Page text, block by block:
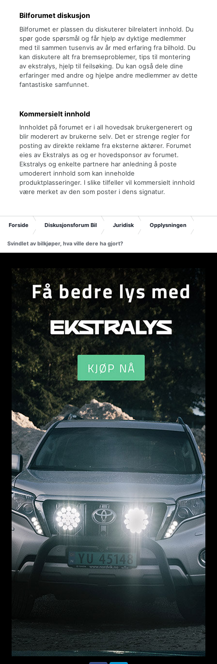
Bilforumet diskusjon
Bilforumet er plassen du diskuterer bilrelatert innhold. Du
spør gode spørsmål og får hjelp av dyktige medlemmer
med til sammen tusenvis av år med erfaring fra bilhold. Du
kan diskutere alt fra bremseproblemer, tips til montering
av ekstralys, hjelp til feilsøking. Du kan også dele dine
erfaringer med andre og hjelpe andre medlemmer av dette
fantastiske samfunnet.
Kommersielt innhold
Innholdet på forumet er i all hovedsak brukergenerert og
blir moderert av brukerne selv. Det er strenge regler for
posting av direkte reklame fra eksterne aktører. Forumet
eies av Ekstralys as og er hovedsponsor av forumet.
Ekstralys og enkelte partnere har anledning å poste
umoderert innhold som kan inneholde
produktplasseringer. I slike tilfeller vil kommersielt innhold
være merket av den som poster i dens signatur.
Forside Diskusjonsforum Bil Juridisk Opplysningen
Svindlet av bilkjøper, hva ville dere ha gjort?